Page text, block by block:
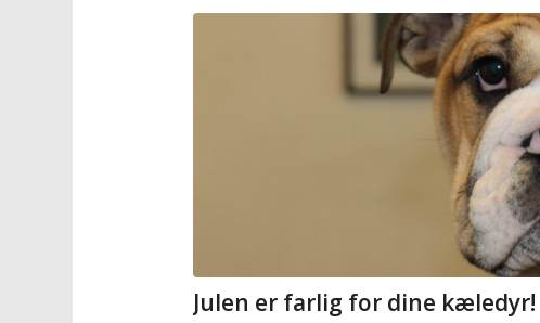
Julen er farlig for dine kæledyr!